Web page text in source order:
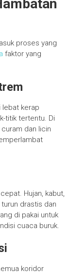
proses yang
faktor yang
lebat kerap
titik tertentu. Di
curam dan licin
Hujan, kabut,
drastis dan
di pakai untuk
cuaca buruk.
koridor